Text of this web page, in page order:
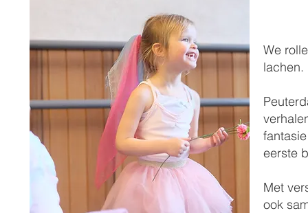
We
lachen.
eerste
Met
ook